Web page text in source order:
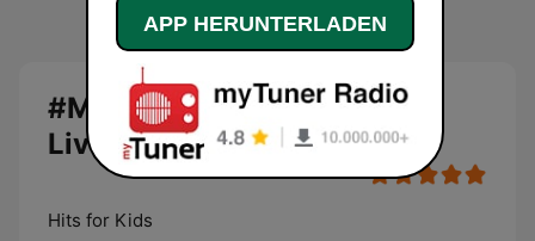
#Musik.Kids by rautemusik
Live
Hits for Kids
APP HERUNTERLADEN